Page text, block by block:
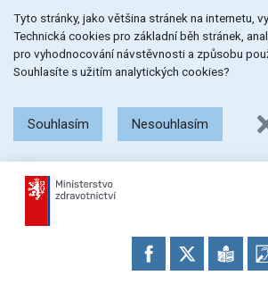
na
menu
na
obsah
na
patičku
stránky
Tyto stránky, jako většina stránek na internetu,
Technická cookies pro základní běh stránek,
pro vyhodnocování návstěvnosti a způsobu
Souhlasíte s užitím analytických cookies?
Souhlasím Nesouhlasím